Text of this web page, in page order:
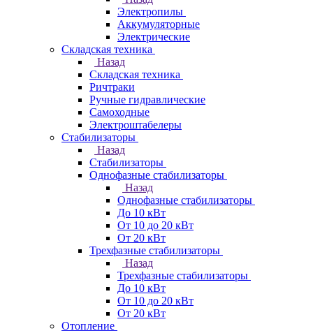
Электропилы
Аккумуляторные
Электрические
Складская техника
Назад
Складская техника
Ричтраки
Ручные гидравлические
Самоходные
Электроштабелеры
Стабилизаторы
Назад
Стабилизаторы
Однофазные стабилизаторы
Назад
Однофазные стабилизаторы
До 10 кВт
От 10 до 20 кВт
От 20 кВт
Трехфазные стабилизаторы
Назад
Трехфазные стабилизаторы
До 10 кВт
От 10 до 20 кВт
От 20 кВт
Отопление